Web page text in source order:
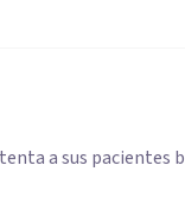
a sus pacientes